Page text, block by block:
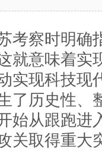
察时明确
就意味着实
实现科技现
了历史性、
始从跟跑进
关取得重大